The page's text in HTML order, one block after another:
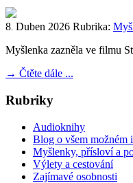
8. Duben 2026 Rubrika:
Myšlenka zazněla ve filmu
→ Čtěte dále ...
Rubriky
Audioknihy
Blog o všem možném
Myšlenky, přísloví a
Výlety a cestování
Zajímavé osobnosti